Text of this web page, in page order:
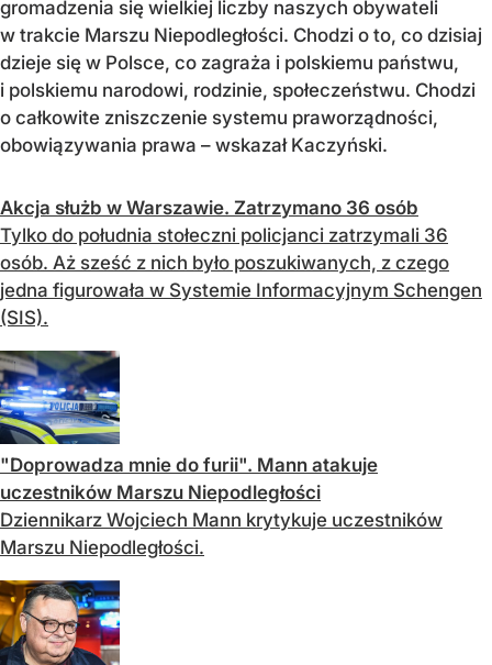
gromadzenia się wielkiej liczby naszych obywateli
w trakcie Marszu Niepodległości. Chodzi o to, co dzisiaj
dzieje się w Polsce, co zagraża i polskiemu państwu,
i polskiemu narodowi, rodzinie, społeczeństwu. Chodzi
o całkowite zniszczenie systemu praworządności,
obowiązywania prawa – wskazał Kaczyński.
Akcja służb w Warszawie. Zatrzymano 36 osób
Tylko do południa stołeczni policjanci zatrzymali 36
osób. Aż sześć z nich było poszukiwanych, z czego
jedna figurowała w Systemie Informacyjnym Schengen
(SIS).
"Doprowadza mnie do furii". Mann atakuje
uczestników Marszu Niepodległości
Dziennikarz Wojciech Mann krytykuje uczestników
Marszu Niepodległości.